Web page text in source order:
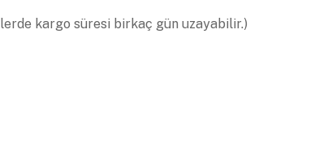
kargo süresi birkaç gün uzayabilir.)